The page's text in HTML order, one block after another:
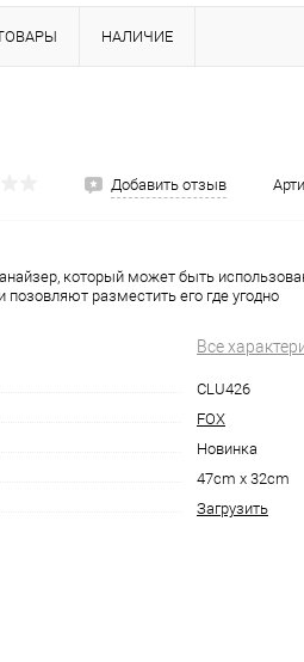
НАЛИЧИЕ
Добавить отзыв
который может быть
позовляют разместить его где угодно
Все
CLU426
FOX
Новинка
47cm x 32cm
Загрузить